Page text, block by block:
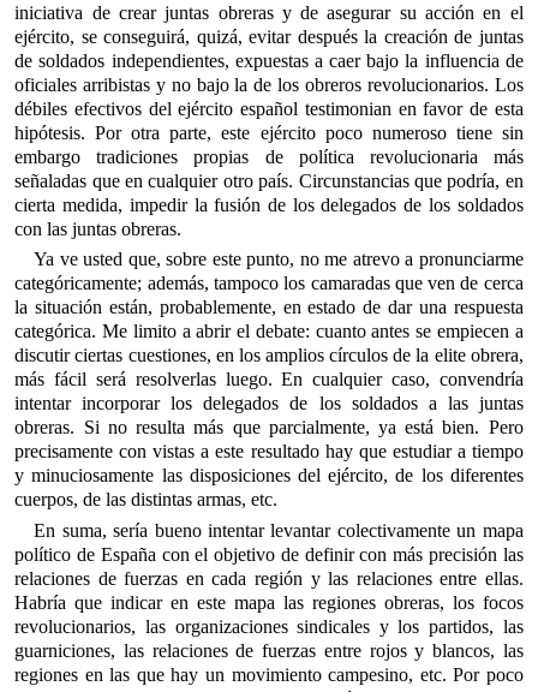
iniciativa de crear juntas obreras y de asegurar su acción en el
ejército, se conseguirá, quizá, evitar después la creación de juntas
de soldados independientes, expuestas a caer bajo la influencia de
oficiales arribistas y no bajo la de los obreros revolucionarios. Los
débiles efectivos del ejército español testimonian en favor de esta
hipótesis. Por otra parte, este ejército poco numeroso tiene sin
embargo tradiciones propias de política revolucionaria más
señaladas que en cualquier otro país. Circunstancias que podría, en
cierta medida, impedir la fusión de los delegados de los soldados
con las juntas obreras.
Ya ve usted que, sobre este punto, no me atrevo a pronunciarme
categóricamente; además, tampoco los camaradas que ven de cerca
la situación están, probablemente, en estado de dar una respuesta
categórica. Me limito a abrir el debate: cuanto antes se empiecen a
discutir ciertas cuestiones, en los amplios círculos de la elite obrera,
más fácil será resolverlas luego. En cualquier caso, convendría
intentar incorporar los delegados de los soldados a las juntas
obreras. Si no resulta más que parcialmente, ya está bien. Pero
precisamente con vistas a este resultado hay que estudiar a tiempo
y minuciosamente las disposiciones del ejército, de los diferentes
cuerpos, de las distintas armas, etc.
En suma, sería bueno intentar levantar colectivamente un mapa
político de España con el objetivo de definir con más precisión las
relaciones de fuerzas en cada región y las relaciones entre ellas.
Habría que indicar en este mapa las regiones obreras, los focos
revolucionarios, las organizaciones sindicales y los partidos, las
guarniciones, las relaciones de fuerzas entre rojos y blancos, las
regiones en las que hay un movimiento campesino, etc. Por poco